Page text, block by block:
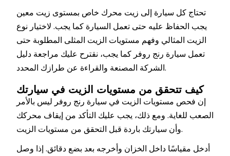
تحتاج كل سيارة إلى زيت محرك خاص بمستوى زيت معين
يجب الحفاظ عليه حتى تعمل السيارة كما يجب. لاختيار نوع
الزيت المثالي وفهم مستويات الزيت المثلى المطلوبة حتى
تعمل سيارة رنج روفر كما يجب، نقترح عليك مراجعة دليل
الشركة المصنعة والقراءة عن طرازك المحدد.
كيف تتحقق من مستويات الزيت في سيارتك
إن فحص مستويات الزيت في سيارة رنج روفر ليس بالأمر
الصعب للغاية. ومع ذلك، يجب عليك التأكد من إيقاف محركك
وأن سيارتك باردة قبل التحقق من مستويات الزيت.
أدخل مقياسًا داخل الخزان وأخرجه بعد بضع دقائق. إذا وصل